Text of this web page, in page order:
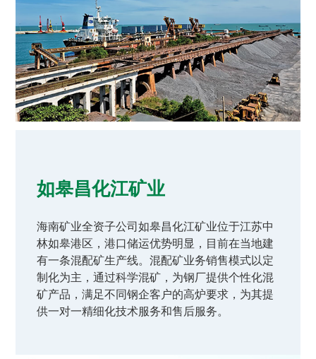
如皋昌化江矿业
海南矿业全资子公司如皋昌化江矿业位于江苏中
林如皋港区，港口储运优势明显，目前在当地建
有一条混配矿生产线。混配矿业务销售模式以定
制化为主，通过科学混矿，为钢厂提供个性化混
矿产品，满足不同钢企客户的高炉要求，为其提
供一对一精细化技术服务和售后服务。